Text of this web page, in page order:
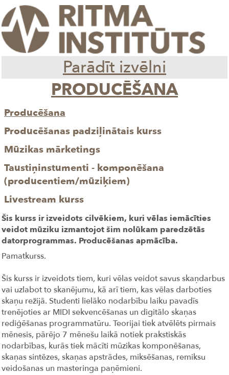
Parādīt izvēlni
PRODUCĒŠANA
Producēšana
Producēšanas padziļinātais kurss
Mūzikas mārketings
Taustiņinstumenti - komponēšana
(producentiem/mūziķiem)
Livestream kurss
Šis kurss ir izveidots cilvēkiem, kuri vēlas iemācīties
veidot mūziku izmantojot šim nolūkam paredzētās
datorprogrammas. Producēšanas apmācība.
Pamatkurss.
Šis kurss ir izveidots tiem, kuri vēlas veidot savus skaņdarbus
vai uzlabot to skanējumu, kā arī tiem, kas vēlas darboties
skaņu režijā. Studenti lielāko nodarbību laiku pavadīs
trenējoties ar MIDI sekvencēšanas un digitālo skaņas
rediģēšanas programmatūru. Teorijai tiek atvēlēts pirmais
mēnesis, pārējo 7 mēnešu laikā notiek prakstiskās
nodarbības, kurās tiek mācīti mūzikas komponēšanas,
skaņas sintēzes, skaņas apstrādes, miksēšanas, remiksu
veidošanas un masteringa paņēmieni.